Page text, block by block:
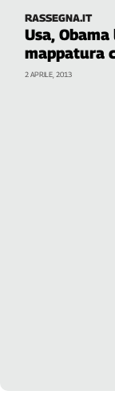
RASSEGNA.IT
Usa,
mappatura
2 APRILE, 2013